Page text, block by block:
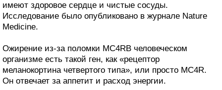
имеют здоровое сердце и чистые сосуды.
Исследование было опубликовано в журнале Nature
Medicine.
Ожирение из-за поломки MC4RВ человеческом
организме есть такой ген, как «рецептор
меланокортина четвертого типа», или просто MC4R.
Он отвечает за аппетит и расход энергии.